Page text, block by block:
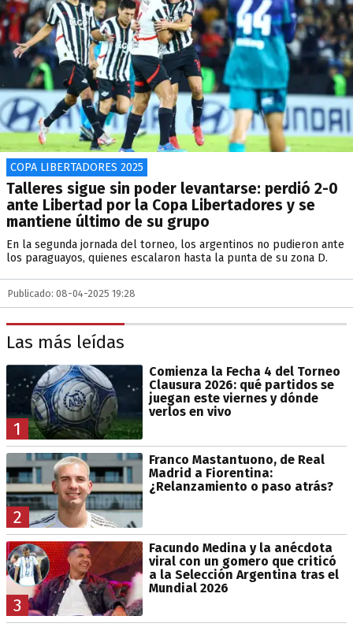
COPA LIBERTADORES 2025
Talleres sigue sin poder levantarse: perdió 2-0
ante Libertad por la Copa Libertadores y se
mantiene último de su grupo
En la segunda jornada del torneo, los argentinos no pudieron ante
los paraguayos, quienes escalaron hasta la punta de su zona D.
Publicado: 08-04-2025 19:28
Las más leídas
1
Comienza la Fecha 4 del Torneo
Clausura 2026: qué partidos se
juegan este viernes y dónde
verlos en vivo
2
Franco Mastantuono, de Real
Madrid a Fiorentina:
¿Relanzamiento o paso atrás?
3
Facundo Medina y la anécdota
viral con un gomero que criticó
a la Selección Argentina tras el
Mundial 2026